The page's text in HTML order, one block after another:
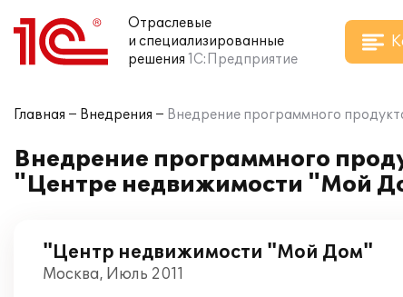
Отраслевые
и специализированные
решения 1С:Предприятие
Главная Внедрения Внедрение программного
Внедрение программного
"Центре недвижимости "Мой
"Центр недвижимости "Мой Дом"
Москва, Июль 2011